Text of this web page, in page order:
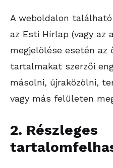
A weboldalon
az Esti Hírlap (vagy az
megjelölése esetén az
tartalmakat szerzői
másolni, újraközölni,
vagy más felületen
2. Részleges